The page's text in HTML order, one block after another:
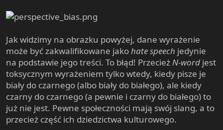
Jak widzimy na obrazku powyżej, dane wyrażenie
może być zakwalifikowane jakohate speech jedynie
na podstawie jego treści. To błąd! Przecież N-word jest
toksycznym wyrażeniem tylko wtedy, kiedy pisze je
biały do czarnego (albo biały do białego), ale kiedy
czarny do czarnego (a pewnie i czarny do białego) to
już nie jest. Pewne społeczności mają swój slang, a to
przecież część ich dziedzictwa kulturowego.